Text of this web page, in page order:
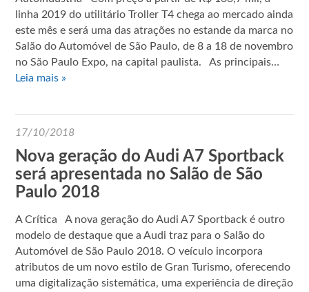
linha 2019 do utilitário Troller T4 chega ao mercado ainda
este mês e será uma das atrações no estande da marca no
Salão do Automóvel de São Paulo, de 8 a 18 de novembro
no São Paulo Expo, na capital paulista. As principais…
Leia mais »
17/10/2018
Nova geração do Audi A7 Sportback
será apresentada no Salão de São
Paulo 2018
A Crítica A nova geração do Audi A7 Sportback é outro
modelo de destaque que a Audi traz para o Salão do
Automóvel de São Paulo 2018. O veículo incorpora
atributos de um novo estilo de Gran Turismo, oferecendo
uma digitalização sistemática, uma experiência de direção